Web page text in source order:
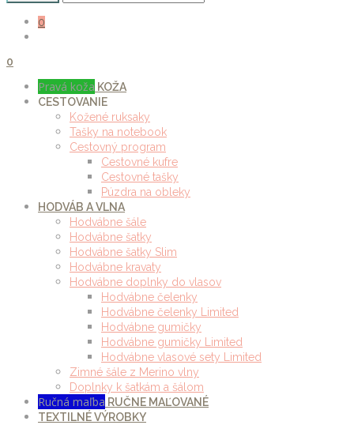
0
0
Pravá koža KOŽA
CESTOVANIE
Kožené ruksaky
Tašky na notebook
Cestovný program
Cestovné kufre
Cestovné tašky
Púzdra na obleky
HODVÁB A VLNA
Hodvábne šále
Hodvábne šatky
Hodvábne šatky Slim
Hodvábne kravaty
Hodvábne doplnky do vlasov
Hodvábne čelenky
Hodvábne čelenky Limited
Hodvábne gumičky
Hodvábne gumičky Limited
Hodvábne vlasové sety Limited
Zimné šále z Merino vlny
Doplnky k šatkám a šálom
Ručná maľba RUČNE MAĽOVANÉ
TEXTILNÉ VÝROBKY